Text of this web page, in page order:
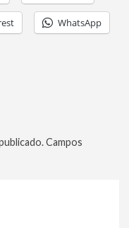
WhatsApp
Campos